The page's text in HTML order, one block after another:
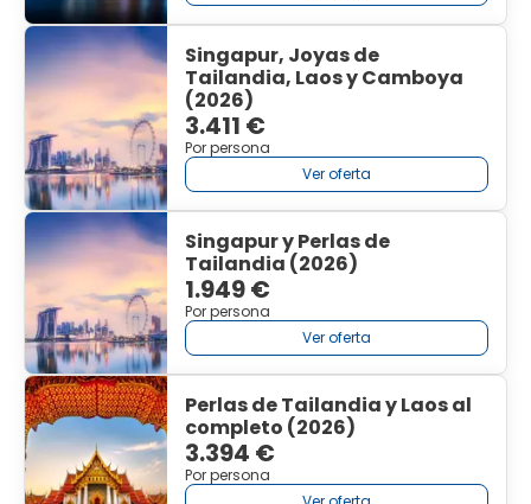
Singapur, Joyas de
Tailandia, Laos y Camboya
(2026)
3.411 €
Por persona
Ver oferta
Singapur y Perlas de
Tailandia (2026)
1.949 €
Por persona
Ver oferta
Perlas de Tailandia y Laos al
completo (2026)
3.394 €
Por persona